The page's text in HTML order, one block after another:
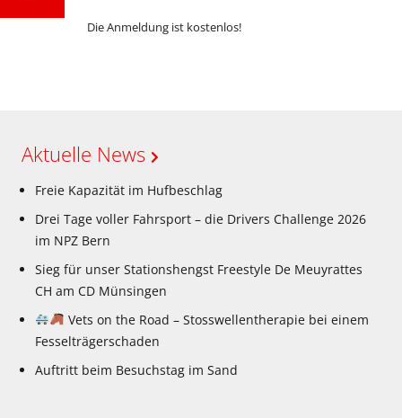
Die Anmeldung ist kostenlos!
Aktuelle News
Freie Kapazität im Hufbeschlag
Drei Tage voller Fahrsport – die Drivers Challenge 2026
im NPZ Bern
Sieg für unser Stationshengst Freestyle De Meuyrattes
CH am CD Münsingen
Vets on the Road – Stosswellentherapie bei einem
Fesselträgerschaden
Auftritt beim Besuchstag im Sand